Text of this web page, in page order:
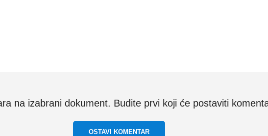
na izabrani dokument. Budite prvi koji će postaviti
OSTAVI KOMENTAR